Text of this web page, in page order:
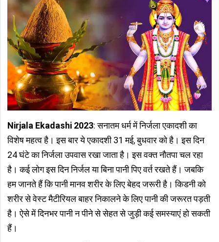
Nirjala Ekadashi 2023: सनातम धर्म में निर्जला एकादशी का
विशेष महत्व है। इस बार ये एकादशी 31 मई, बुधवार को है। इस दिन
24 घंटे का निर्जला उपवास रखा जाता है। इस वक्त नौतपा चल रहा
है। कई लोग इस दिन निर्जल या बिना पानी पिए वर्त रखते हैं। जबकि
हम जानते हैं कि पानी मानव शरीर के लिए बेहद जरूरी है। किडनी को
शरीर से वेस्ट मैटीरियल बाहर निकालने के लिए पानी की जरूरत पड़ती
है। ऐसे में दिनभर पानी न पीने से सेहत से जुड़ी कई समस्याएं हो सकती
हैं।